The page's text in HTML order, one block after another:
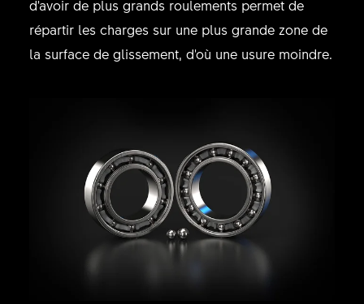
d'avoir de plus grands roulements permet de
répartir les charges sur une plus grande zone de
la surface de glissement, d'où une usure moindre.